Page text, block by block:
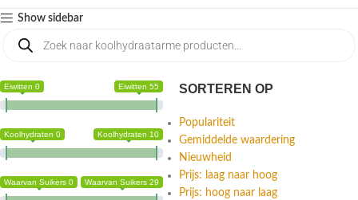
Show sidebar
Eiwitten 0 Eiwitten 55
Koolhydraten 0 Koolhydraten 10
Waarvan Suikers 0 Waarvan Suikers 29
SORTEREN OP
Populariteit
Gemiddelde waardering
Nieuwheid
Prijs: laag naar hoog
Prijs: hoog naar laag